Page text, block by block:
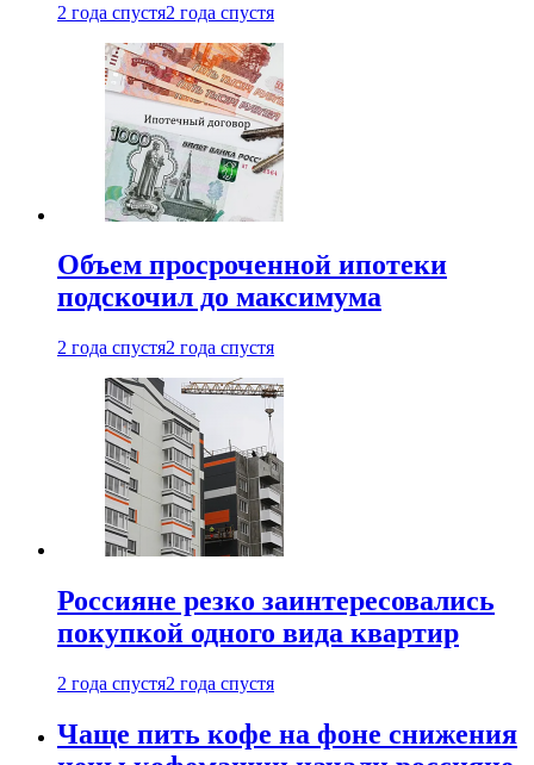
2 года спустя2 года спустя
Объем просроченной ипотеки
подскочил до максимума
2 года спустя2 года спустя
Россияне резко заинтересовались
покупкой одного вида квартир
2 года спустя2 года спустя
Чаще пить кофе на фоне снижения